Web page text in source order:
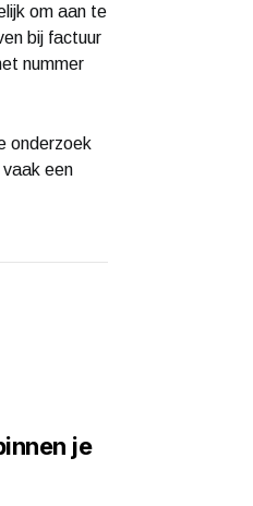
om aan te
bij factuur
nummer
onderzoek
een
je